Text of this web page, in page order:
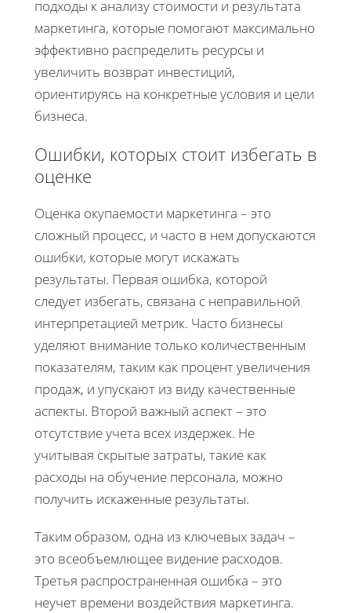
подходы к анализу стоимости и результата
маркетинга, которые помогают максимально
эффективно распределить ресурсы и
увеличить возврат инвестиций,
ориентируясь на конкретные условия и цели
бизнеса.
Ошибки, которых стоит избегать в
оценке
Оценка окупаемости маркетинга – это
сложный процесс, и часто в нем допускаются
ошибки, которые могут искажать
результаты. Первая ошибка, которой
следует избегать, связана с неправильной
интерпретацией метрик. Часто бизнесы
уделяют внимание только количественным
показателям, таким как процент увеличения
продаж, и упускают из виду качественные
аспекты. Второй важный аспект – это
отсутствие учета всех издержек. Не
учитывая скрытые затраты, такие как
расходы на обучение персонала, можно
получить искаженные результаты.
Таким образом, одна из ключевых задач –
это всеобъемлющее видение расходов.
Третья распространенная ошибка – это
неучет времени воздействия маркетинга.